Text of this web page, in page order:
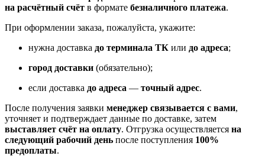
на расчётный счёт в формате безналичного платежа.
При оформлении заказа, пожалуйста, укажите:
нужна доставка до терминала ТК или до адреса;
город доставки (обязательно);
если доставка до адреса — точный адрес.
После получения заявки менеджер связывается с вами,
уточняет и подтверждает данные по доставке, затем
выставляет счёт на оплату. Отгрузка осуществляется на
следующий рабочий день после поступления 100%
предоплаты.